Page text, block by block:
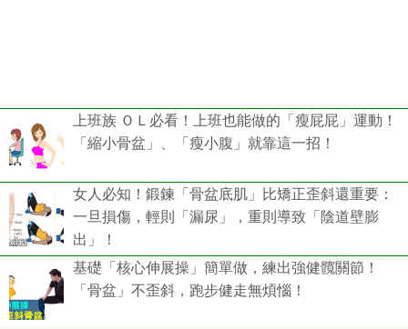
上班族 ＯＬ必看！上班也能做的「瘦屁屁」運動！
「縮小骨盆」、「瘦小腹」就靠這一招！
女人必知！鍛鍊「骨盆底肌」比矯正歪斜還重要：
一旦損傷，輕則「漏尿」，重則導致「陰道壁膨
出」！
基礎「核心伸展操」簡單做，練出強健髖關節！
「骨盆」不歪斜，跑步健走無煩惱！